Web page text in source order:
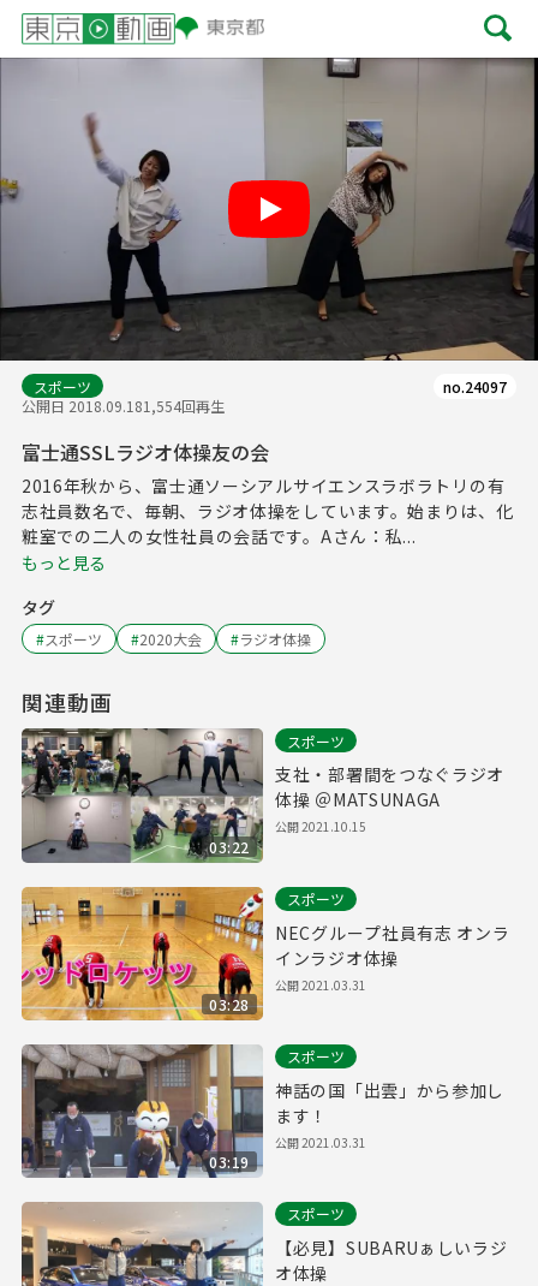
スポーツ
公開日 2018.09.181,554回再生
no.24097
富士通SSLラジオ体操友の会
2016年秋から、富士通ソーシアルサイエンスラボラトリの有
志社員数名で、毎朝、ラジオ体操をしています。始まりは、化
粧室での二人の女性社員の会話です。Aさん：私...
もっと見る
タグ
#スポーツ #2020大会 #ラジオ体操
関連動画
03:22
スポーツ
支社・部署間をつなぐラジオ
体操 ＠MATSUNAGA
公開2021.10.15
03:28
スポーツ
NECグループ社員有志 オンラ
インラジオ体操
公開2021.03.31
03:19
スポーツ
神話の国「出雲」から参加し
ます！
公開2021.03.31
スポーツ
【必見】SUBARUぁしいラジ
オ体操